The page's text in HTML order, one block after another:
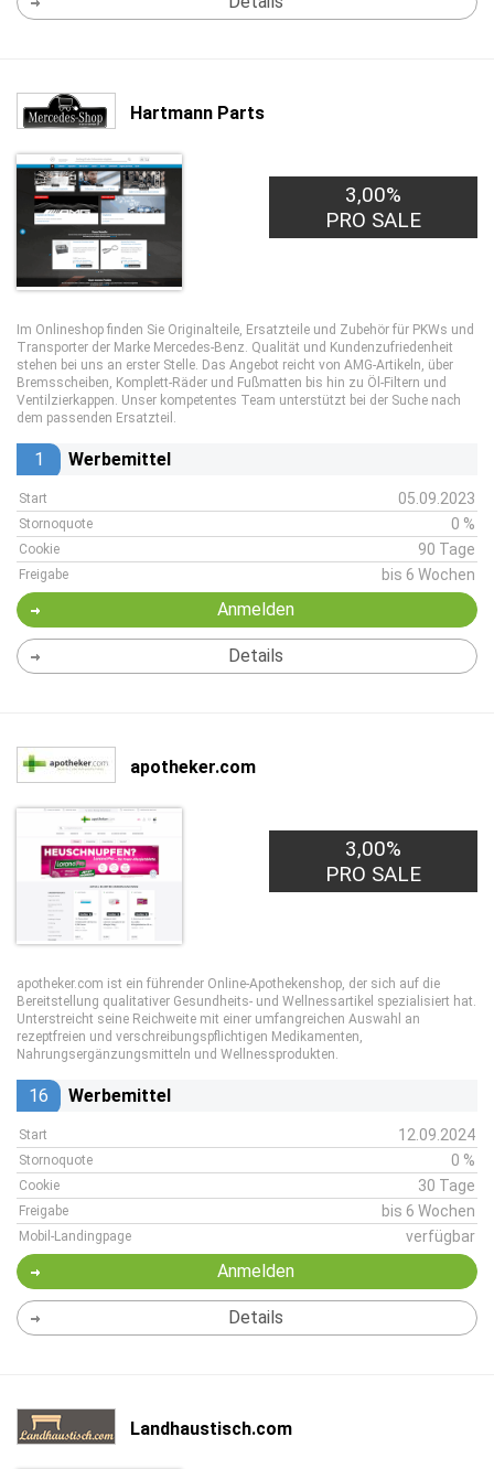
Hartmann Parts
3,00%
PRO SALE
Im Onlineshop finden Sie Originalteile, Ersatzteile und Zubehör für PKWs und
Transporter der Marke Mercedes-Benz. Qualität und Kundenzufriedenheit
stehen bei uns an erster Stelle. Das Angebot reicht von AMG-Artikeln, über
Bremsscheiben, Komplett-Räder und Fußmatten bis hin zu Öl-Filtern und
Ventilzierkappen. Unser kompetentes Team unterstützt bei der Suche nach
dem passenden Ersatzteil.
1 Werbemittel
Start 05.09.2023
Stornoquote 0 %
Cookie 90 Tage
Freigabe bis 6 Wochen
Anmelden
Details
apotheker.com
3,00%
PRO SALE
apotheker.com ist ein führender Online-Apothekenshop, der sich auf die
Bereitstellung qualitativer Gesundheits- und Wellnessartikel spezialisiert hat.
Unterstreicht seine Reichweite mit einer umfangreichen Auswahl an
rezeptfreien und verschreibungspflichtigen Medikamenten,
Nahrungsergänzungsmitteln und Wellnessprodukten.
16 Werbemittel
Start 12.09.2024
Stornoquote 0 %
Cookie 30 Tage
Freigabe bis 6 Wochen
Mobil-Landingpage verfügbar
Anmelden
Details
Landhaustisch.com